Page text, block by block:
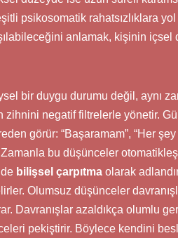
psikosomatik rahatsızlıklara
anlamak, kişinin
bir duygu durumu değil, aynı
negatif filtrelerle yönetir.
görür: “Başaramam”, “Her
bu düşünceler
bilişsel çarpıtmaolarak
Olumsuz düşünceler
Davranışlar azaldıkça olumlu
pekiştirir. Böylece kendini